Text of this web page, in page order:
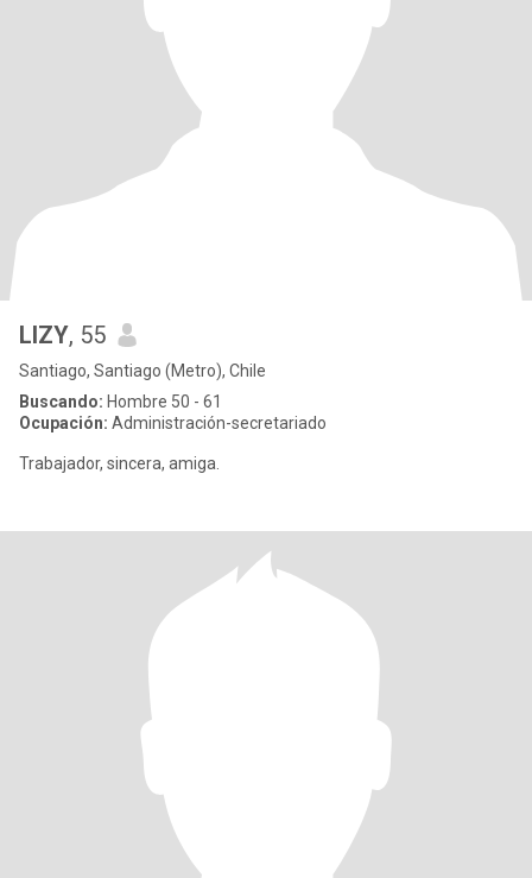
LIZY, 55
Santiago, Santiago (Metro), Chile
Buscando: Hombre 50 - 61
Ocupación: Administración-secretariado
Trabajador, sincera, amiga.